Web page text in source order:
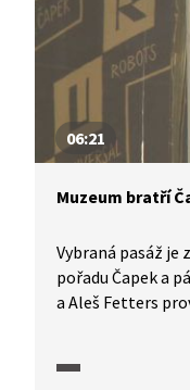
06:21
Muzeum bratří
Vybraná pasáž
pořadu Čapek a
a Aleš Fetters
spojena s